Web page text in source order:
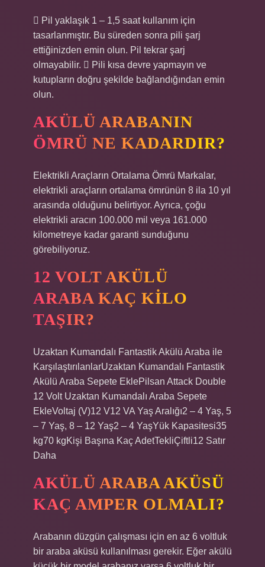
 Pil yaklaşık 1 – 1,5 saat kullanım için
tasarlanmıştır. Bu süreden sonra pili şarj
ettiğinizden emin olun. Pil tekrar şarj
olmayabilir.  Pili kısa devre yapmayın ve
kutupların doğru şekilde bağlandığından emin
olun.
AKÜLÜ ARABANIN
ÖMRÜ NE KADARDIR?
Elektrikli Araçların Ortalama Ömrü Markalar,
elektrikli araçların ortalama ömrünün 8 ila 10 yıl
arasında olduğunu belirtiyor. Ayrıca, çoğu
elektrikli aracın 100.000 mil veya 161.000
kilometreye kadar garanti sunduğunu
görebiliyoruz.
12 VOLT AKÜLÜ
ARABA KAÇ KILO
TAŞIR?
Uzaktan Kumandalı Fantastik Akülü Araba ile
KarşılaştırılanlarUzaktan Kumandalı Fantastik
Akülü Araba Sepete EklePilsan Attack Double
12 Volt Uzaktan Kumandalı Araba Sepete
EkleVoltaj (V)12 V12 VA Yaş Aralığı2 – 4 Yaş, 5
– 7 Yaş, 8 – 12 Yaş2 – 4 YaşYük Kapasitesi35
kg70 kgKişi Başına Kaç AdetTekliÇiftli12 Satır
Daha
AKÜLÜ ARABA AKÜSÜ
KAÇ AMPER OLMALI?
Arabanın düzgün çalışması için en az 6 voltluk
bir araba aküsü kullanılması gerekir. Eğer akülü